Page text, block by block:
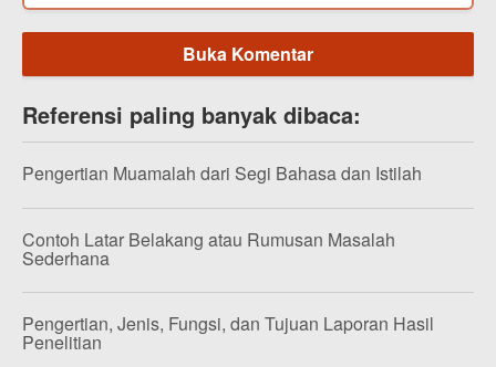
Buka Komentar
Referensi paling banyak dibaca:
Pengertian Muamalah dari Segi Bahasa dan Istilah
Contoh Latar Belakang atau Rumusan Masalah
Sederhana
Pengertian, Jenis, Fungsi, dan Tujuan Laporan Hasil
Penelitian